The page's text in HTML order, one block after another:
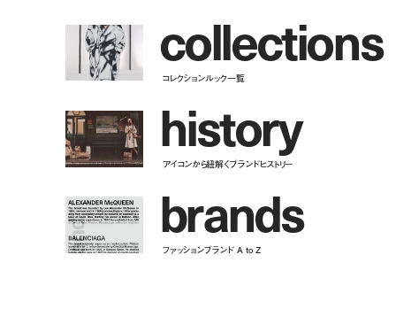
collections
コレクションルック一覧
history
アイコンから紐解くブランドヒストリー
brands
ファッションブランド A to Z